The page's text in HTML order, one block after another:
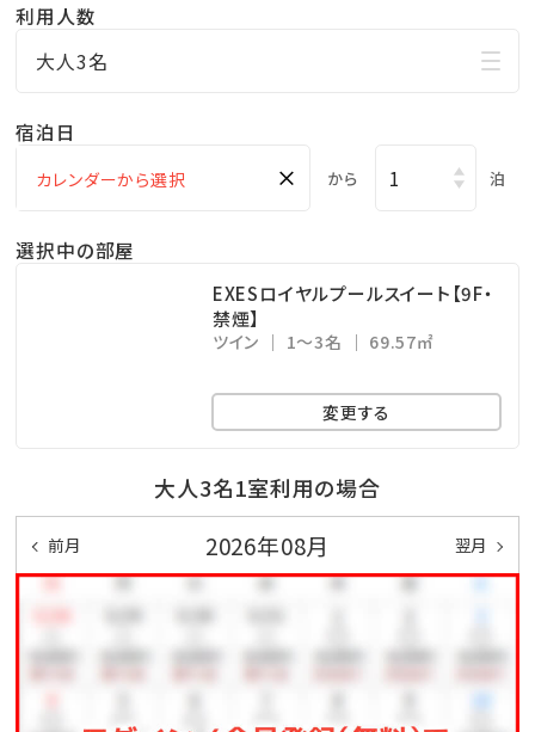
・フィットネスジムご利用無料 ⇒ 5：00～22：00（最終受
付 21：30）
・ガーデンプールご利用無料 ⇒ 6・10月 9：00～18：
00／7～9月 9：00～22：00(ナイトプール実施期間）
になる場合がございます。
・エステサロン「CREER DU SPA」 ⇒ 10：00～
21：00（最終受付20：00）※年中無休
・KBCショップ ⇒ 7：00～22：00
※全室禁煙ルームでございます。
※ツインのお部屋が基本となる為、3名様のお申し込み
の場合、ハウザーベッドを1台ご用意致します。予めご了
承くださいませ。
※レストラン「天」のディナーをご希望の場合は、前日ま
利用人数
大人3名
宿泊日
× から 泊
選択中の部屋
EXESロイヤルプールスイート【9F・
禁煙】
ツイン 1～3名 69.57㎡
変更する
大人3名1室利用の場合
前月 2026年08月 翌月